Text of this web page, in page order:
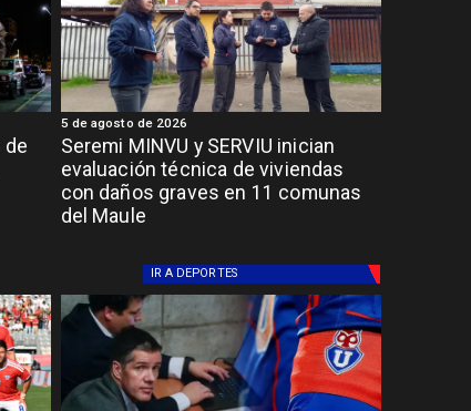
de
Seremi MINVU y SERVIU inician
evaluación técnica de viviendas
con daños graves en 11 comunas
del Maule
5 de agosto de 2026
IR A DEPORTES